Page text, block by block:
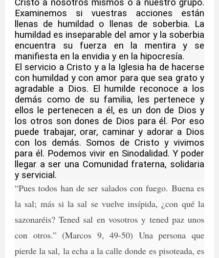
Cristo a nosotros mismos o a nuestro grupo.
Examinemos si vuestras acciones están
llenas de humildad o llenas de soberbia. La
humildad es inseparable del amor y la soberbia
encuentra su fuerza en la mentira y se
manifiesta en la envidia y en la hipocresía.
El servicio a Cristo y a la Iglesia ha de hacerse
con humildad y con amor para que sea grato y
agradable a Dios. El humilde reconoce a los
demás como de su familia, les pertenece y
ellos le pertenecen a él, es un don de Dios y
los otros son dones de Dios para él. Por eso
puede trabajar, orar, caminar y adorar a Dios
con los demás. Somos de Cristo y vivimos
para él. Podemos vivir en Sinodalidad. Y poder
llegar a ser una Comunidad fraterna, solidaria
y servicial.
“Pues todos han de ser salados con fuego. Buena es
la sal; más si la sal se vuelve insípida, ¿con qué la
sazonaréis? Tened sal en vosotros y tened paz unos
con otros.” (Marcos 9, 49-50) Una persona que
pierde la sal, la echa a la calle donde es pisoteada, es